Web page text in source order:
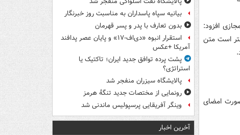
افزود:
است متن
امضای
بیانیه سپاه پاسداران به مناسبت روز خبرنگار
بدون تعارف با پدر و پسر قهرمان
استقرار انبوه «دی‌اف‑۱۷» و پایان عصر پدافند
آمریکا +عکس
پشت پرده توافق جدید ایران؛ تاکتیک یا
استراتژی؟
پالایشگاه سیزران منفجر شد
رونمایی از مختصات جدید تنگۀ هرمز
وینگر آفریقایی پرسپولیس ماندنی شد
آخرین اخبار